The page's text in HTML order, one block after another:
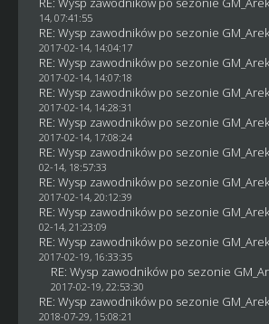
14, 07:41:55
RE: Wysp zawodników po sezonie GM_Arek
2017-02-14, 14:04:17
RE: Wysp zawodników po sezonie GM_Arek
2017-02-14, 14:07:18
RE: Wysp zawodników po sezonie GM_Arek
2017-02-14, 14:28:31
RE: Wysp zawodników po sezonie GM_Arek
2017-02-14, 17:08:24
RE: Wysp zawodników po sezonie GM_Arek
02-14, 18:57:33
RE: Wysp zawodników po sezonie GM_Arek
2017-02-14, 20:12:39
RE: Wysp zawodników po sezonie GM_Arek
02-14, 21:23:09
RE: Wysp zawodników po sezonie GM_Arek
2017-02-19, 16:33:35
RE: Wysp zawodników po sezonie
2017-02-19, 22:53:30
RE: Wysp zawodników po sezonie GM_Arek
2018-07-29, 15:08:21